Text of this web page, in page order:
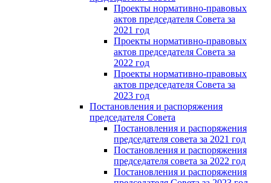
Проекты нормативно-правовых
актов председателя Cовета за
2021 год
Проекты нормативно-правовых
актов председателя Cовета за
2022 год
Проекты нормативно-правовых
актов председателя Cовета за
2023 год
Постановления и распоряжения
председателя Cовета
Постановления и распоряжения
председателя совета за 2021 год
Постановления и распоряжения
председателя совета за 2022 год
Постановления и распоряжения